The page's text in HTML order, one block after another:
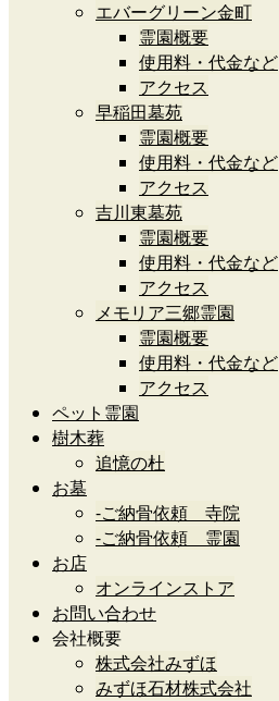
エバーグリーン金町
霊園概要
使用料・代金など
アクセス
早稲田墓苑
霊園概要
使用料・代金など
アクセス
吉川東墓苑
霊園概要
使用料・代金など
アクセス
メモリア三郷霊園
霊園概要
使用料・代金など
アクセス
ペット霊園
樹木葬
追憶の杜
お墓
-ご納骨依頼 寺院
-ご納骨依頼 霊園
お店
オンラインストア
お問い合わせ
会社概要
株式会社みずほ
みずほ石材株式会社